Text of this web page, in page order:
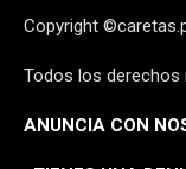
Copyright
Todos los derechos
ANUNCIA CON